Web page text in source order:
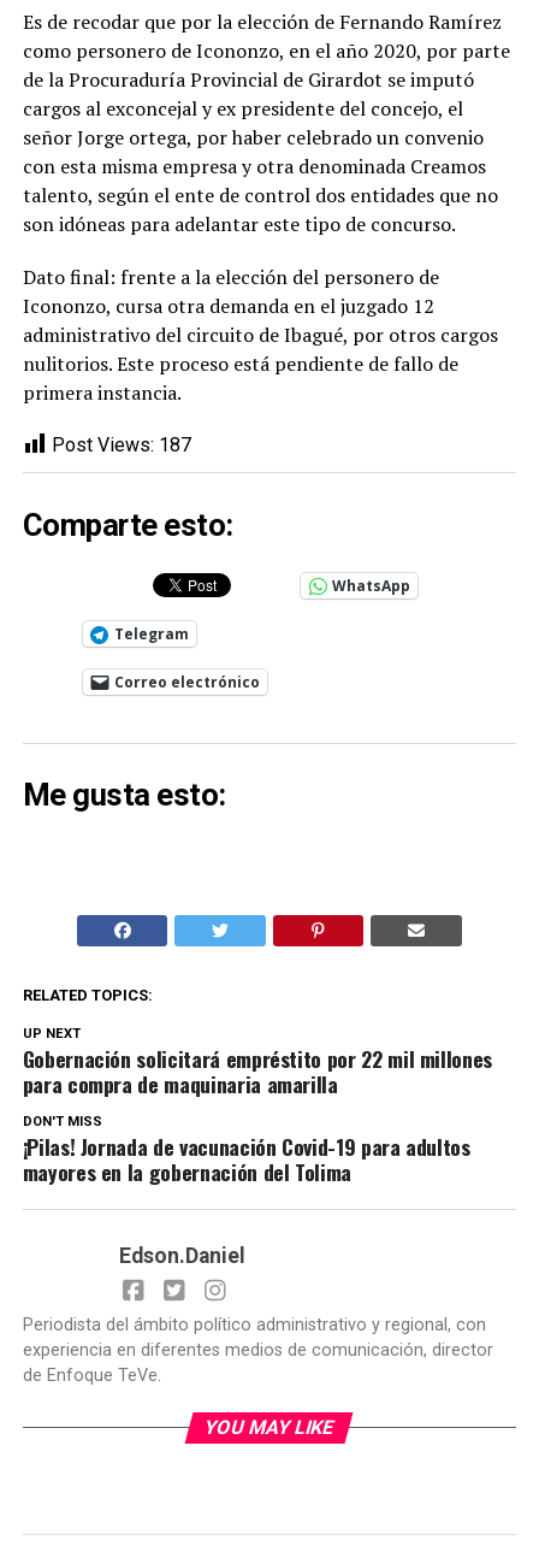
Es de recodar que por la elección de Fernando Ramírez
como personero de Icononzo, en el año 2020, por parte
de la Procuraduría Provincial de Girardot se imputó
cargos al exconcejal y ex presidente del concejo, el
señor Jorge ortega, por haber celebrado un convenio
con esta misma empresa y otra denominada Creamos
talento, según el ente de control dos entidades que no
son idóneas para adelantar este tipo de concurso.
Dato final: frente a la elección del personero de
Icononzo, cursa otra demanda en el juzgado 12
administrativo del circuito de Ibagué, por otros cargos
nulitorios. Este proceso está pendiente de fallo de
primera instancia.
Post Views: 187
Comparte esto:
WhatsApp
Telegram
Correo electrónico
Me gusta esto:
RELATED TOPICS:
UP NEXT
Gobernación solicitará empréstito por 22 mil millones
para compra de maquinaria amarilla
DON'T MISS
¡Pilas! Jornada de vacunación Covid-19 para adultos
mayores en la gobernación del Tolima
Edson.Daniel
Periodista del ámbito político administrativo y regional, con
experiencia en diferentes medios de comunicación, director
de Enfoque TeVe.
YOU MAY LIKE